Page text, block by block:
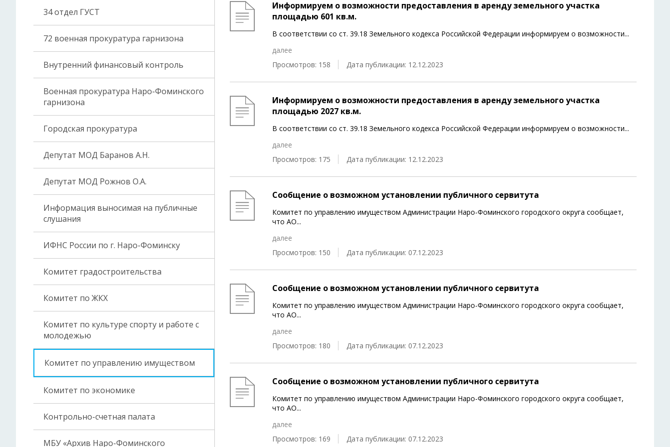
34 отдел ГУСТ
72 военная прокуратура гарнизона
Внутренний финансовый контроль
Военная прокуратура Наро-Фоминского
гарнизона
Городская прокуратура
Депутат МОД Баранов А.Н.
Депутат МОД Рожнов О.А.
Информация выносимая на публичные
слушания
ИФНС России по г. Наро-Фоминску
Комитет градостроительства
Комитет по ЖКХ
Комитет по культуре спорту и работе с
молодежью
Комитет по управлению имуществом
Комитет по экономике
Контрольно-счетная палата
МБУ «Архив Наро-Фоминского
Информируем о возможности предоставления в аренду земельного участка
площадью 601 кв.м.
В соответствии со ст. 39.18 Земельного кодекса Российской Федерации информируем о возможности...
далее
Просмотров: 158
Дата публикации: 12.12.2023
Информируем о возможности предоставления в аренду земельного участка
площадью 2027 кв.м.
В соответствии со ст. 39.18 Земельного кодекса Российской Федерации информируем о возможности...
далее
Просмотров: 175
Дата публикации: 12.12.2023
Сообщение о возможном установлении публичного сервитута
Комитет по управлению имуществом Администрации Наро-Фоминского городского округа сообщает,
что АО...
далее
Просмотров: 150
Дата публикации: 07.12.2023
Сообщение о возможном установлении публичного сервитута
Комитет по управлению имуществом Администрации Наро-Фоминского городского округа сообщает,
что АО...
далее
Просмотров: 180
Дата публикации: 07.12.2023
Сообщение о возможном установлении публичного сервитута
Комитет по управлению имуществом Администрации Наро-Фоминского городского округа сообщает,
что АО...
далее
Просмотров: 169
Дата публикации: 07.12.2023